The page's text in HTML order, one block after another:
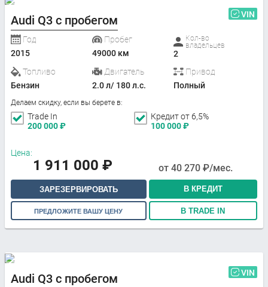
Audi Q3 с пробегом VIN
Год
2015
Пробег
49000 км
Кол-во
владельцев
2
Топливо
Бензин
Двигатель
2.0 л/ 180 л.с.
Привод
Полный
Делаем скидку, если вы берете в:
Trade In
200 000₽
Кредит от 6,5%
100 000₽
Цена:
1 911 000 ₽ от 40 270 ₽/мес.
ЗАРЕЗЕРВИРОВАТЬ В КРЕДИТ
ПРЕДЛОЖИТЕ ВАШУ ЦЕНУ В TRADE IN
Audi Q3 с пробегом VIN